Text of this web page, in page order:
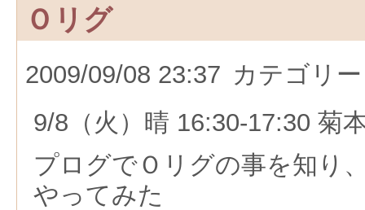
Ｏリグ
2009/09/08 23:37 カテゴリ
9/8（火）晴 16:30-17:30 菊
プログでＯリグの事を知り
やってみた